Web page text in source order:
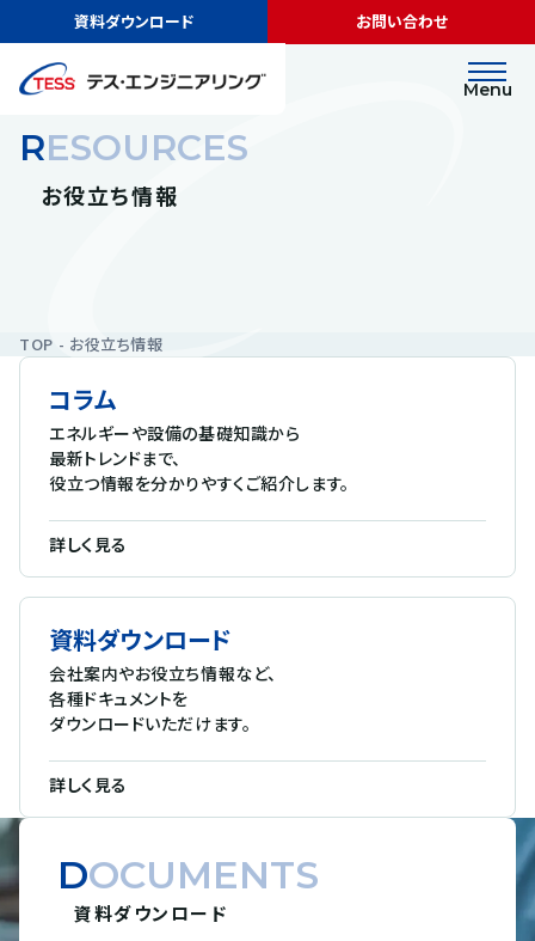
資料ダウンロード お問い合わせ
Menu
RESOURCES
お役立ち情報
TOP お役立ち情報
コラム
エネルギーや設備の基礎知識から
最新トレンドまで、
役立つ情報を分かりやすくご紹介します。
詳しく見る
資料ダウンロード
会社案内やお役立ち情報など、
各種ドキュメントを
ダウンロードいただけます。
詳しく見る
DOCUMENTS
資料ダウンロード